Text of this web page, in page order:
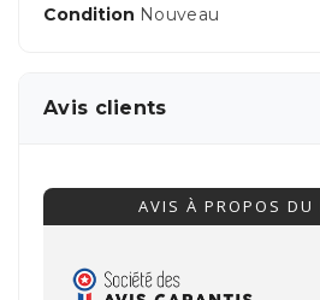
Condition Nouveau
Avis clients
AVIS À PROPOS DU